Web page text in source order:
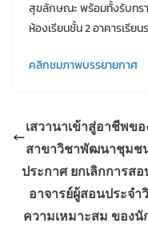
สุขลักษณะ พร้อมทั้งรับทร
ห้องเรียนชั้น 2 อาคารเรีย
คลิกชมภาพบรรยายกาศ
เสวานาเข้าสู่อาชีพ
สาขาวิชาพัฒนาชุม
ประกาศ ยกเลิกการส
อาจารย์ผู้สอนประจ
ความเหมาะสม ของ